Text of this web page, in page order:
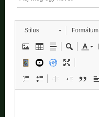
Stílus Formátum